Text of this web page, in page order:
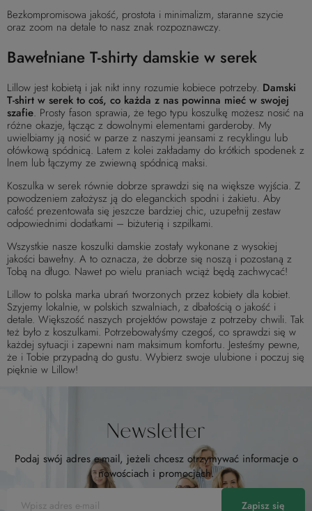
Bezkompromisowa jakość, prostota i minimalizm, staranne szycie
oraz zoom na detale to nasz znak rozpoznawczy.
Bawełniane T-shirty damskie w serek
Lillow jest kobietą i jak nikt inny rozumie kobiece potrzeby. Damski
T-shirt w serek to coś, co każda z nas powinna mieć w swojej
szafie. Prosty fason sprawia, że tego typu koszulkę możesz nosić na
różne okazje, łącząc z dowolnymi elementami garderoby. My
uwielbiamy ją nosić w parze z naszymi jeansami z recyklingu lub
ołówkową spódnicą. Latem z kolei zakładamy do krótkich spodenek z
lnem lub łączymy ze zwiewną spódnicą maksi.
Koszulka w serek równie dobrze sprawdzi się na większe wyjścia. Z
powodzeniem założysz ją do eleganckich spodni i żakietu. Aby
całość prezentowała się jeszcze bardziej chic, uzupełnij zestaw
odpowiednimi dodatkami – biżuterią i szpilkami.
Wszystkie nasze koszulki damskie zostały wykonane z wysokiej
jakości bawełny. A to oznacza, że dobrze się noszą i pozostaną z
Tobą na długo. Nawet po wielu praniach wciąż będą zachwycać!
Lillow to polska marka ubrań tworzonych przez kobiety dla kobiet.
Szyjemy lokalnie, w polskich szwalniach, z dbałością o jakość i
detale. Większość naszych projektów powstaje z potrzeby chwili. Tak
też było z koszulkami. Potrzebowałyśmy czegoś, co sprawdzi się w
każdej sytuacji i zapewni nam maksimum komfortu. Jesteśmy pewne,
że i Tobie przypadną do gustu. Wybierz swoje ulubione i poczuj się
pięknie w Lillow!
Newsletter
Podaj swój adres e-mail, jeżeli chcesz otrzymywać informacje o
nowościach i promocjach.
Zapisz się